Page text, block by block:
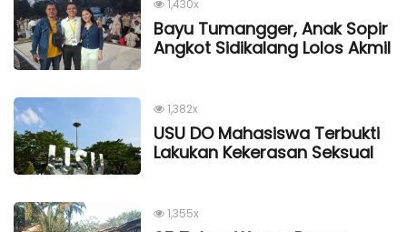
1,430x
Bayu Tumangger, Anak Sopir
Angkot Sidikalang Lolos Akmil
1,382x
USU DO Mahasiswa Terbukti
Lakukan Kekerasan Seksual
1,355x